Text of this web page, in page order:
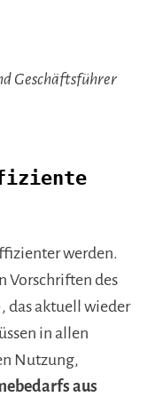
Geschäftsführer
werden.
Vorschriften des
das aktuell wieder
in allen
Nutzung,
aus